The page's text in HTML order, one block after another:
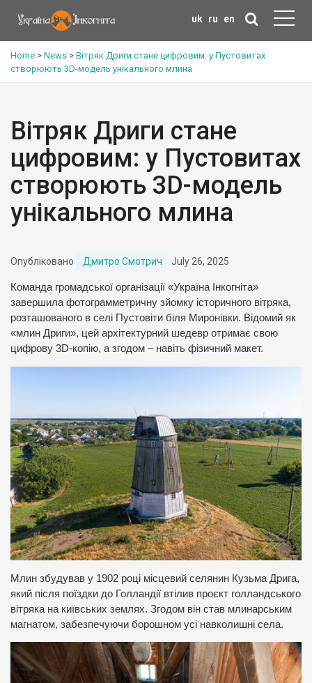
uk ru en
Home > News > Вітряк Дриги стане цифровим: у Пустовитах
створюють 3D-модель унікального млина
Вітряк Дриги стане
цифровим: у Пустовитах
створюють 3D-модель
унікального млина
Опубліковано Дмитро Смотрич July 26, 2025
Команда громадської організації «Україна Інкогніта»
завершила фотограмметричну зйомку історичного вітряка,
розташованого в селі Пустовіти біля Миронівки. Відомий як
«млин Дриги», цей архітектурний шедевр отримає свою
цифрову 3D-копію, а згодом – навіть фізичний макет.
Млин збудував у 1902 році місцевий селянин Кузьма Дрига,
який після поїздки до Голландії втілив проєкт голландського
вітряка на київських землях. Згодом він став млинарським
магнатом, забезпечуючи борошном усі навколишні села.